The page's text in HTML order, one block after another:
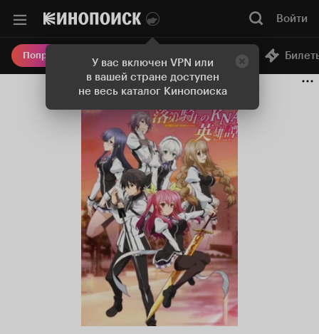
У вас включен VPN или
в вашей стране доступен
не весь каталог Кинопоиска
Войти
Попробовать Плюс Онлайн-кинотеатр